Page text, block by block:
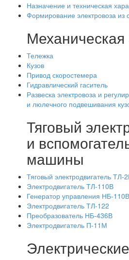
Назначение и техническая
Формирование электровоза из
Механическая
Тележка
Кузов
Привод скоростемера
Гидравлический гаситель
Развеска электровоза и
и люлечного подвешивания
Тяговый
и
машины
Тяговый электродвигатель ТЛ-
Электродвигатель ТЛ-110В
Генератор управления НБ-110В
Электродвигатель ТЛ-122
Преобразователь НБ-436В
Электродвигатель П-11М